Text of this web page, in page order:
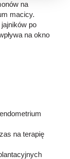
na
macicy.
po
na okno
na terapię